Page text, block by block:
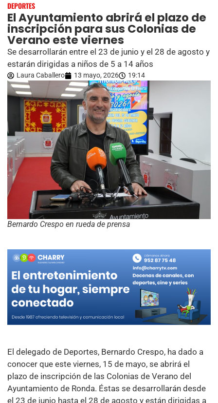
DEPORTES
El Ayuntamiento abrirá el plazo de
inscripción para sus Colonias de
Verano este viernes
Se desarrollarán entre el 23 de junio y el 28 de agosto y
estarán dirigidas a niños de 5 a 14 años
Laura Caballero 13 mayo, 2026 19:14
Bernardo Crespo en rueda de prensa
El delegado de Deportes, Bernardo Crespo, ha dado a
conocer que este viernes, 15 de mayo, se abrirá el
plazo de inscripción de las Colonias de Verano del
Ayuntamiento de Ronda. Éstas se desarrollarán desde
el 23 de junio hasta el 28 de agosto y están dirigidas a